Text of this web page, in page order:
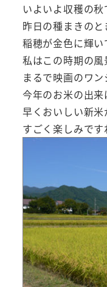
いよいよ収穫の秋
昨日の種まきのと
稲穂が金色に輝い
私はこの時期の風
まるで映画のワン
今年のお米の出来
早くおいしい新米
すごく楽しみで